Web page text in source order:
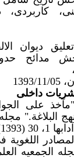
کاربردی،
دیوان
05
داخلی
علی
البلاغة."
1-18.
الجمعیه